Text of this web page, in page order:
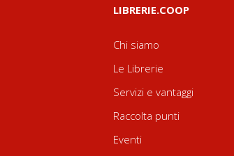
LIBRERIE.COOP
Chi siamo
Le Librerie
Servizi e vantaggi
Raccolta punti
Eventi